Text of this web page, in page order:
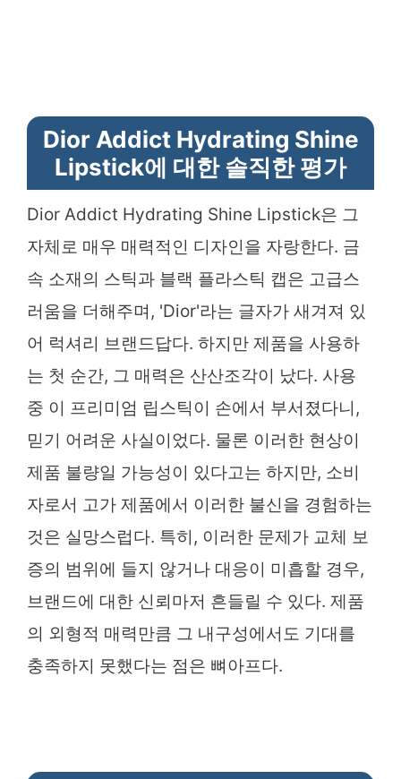
Dior Addict Hydrating Shine
Lipstick에 대한 솔직한 평가
Dior Addict Hydrating Shine Lipstick은 그
자체로 매우 매력적인 디자인을 자랑한다. 금
속 소재의 스틱과 블랙 플라스틱 캡은 고급스
러움을 더해주며, 'Dior'라는 글자가 새겨져 있
어 럭셔리 브랜드답다. 하지만 제품을 사용하
는 첫 순간, 그 매력은 산산조각이 났다. 사용
중 이 프리미엄 립스틱이 손에서 부서졌다니,
믿기 어려운 사실이었다. 물론 이러한 현상이
제품 불량일 가능성이 있다고는 하지만, 소비
자로서 고가 제품에서 이러한 불신을 경험하는
것은 실망스럽다. 특히, 이러한 문제가 교체 보
증의 범위에 들지 않거나 대응이 미흡할 경우,
브랜드에 대한 신뢰마저 흔들릴 수 있다. 제품
의 외형적 매력만큼 그 내구성에서도 기대를
충족하지 못했다는 점은 뼈아프다.